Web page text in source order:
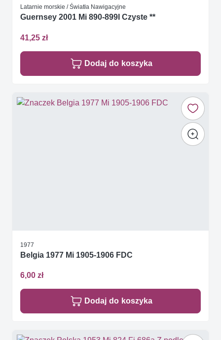
Latarnie morskie / Światła Nawigacyjne
Guernsey 2001 Mi 890-899I Czyste **
41,25 zł
Dodaj do koszyka
1977
Belgia 1977 Mi 1905-1906 FDC
6,00 zł
Dodaj do koszyka